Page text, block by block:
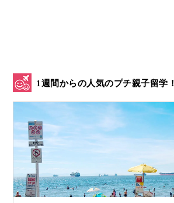
1週間からの人気のプチ親子留学！